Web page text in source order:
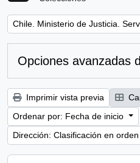
Remove filter:
Chile. Ministerio de Justicia.
Opciones avanzadas
Imprimir vista previa
Ordenar por: Fecha de inicio
Dirección: Clasificación en